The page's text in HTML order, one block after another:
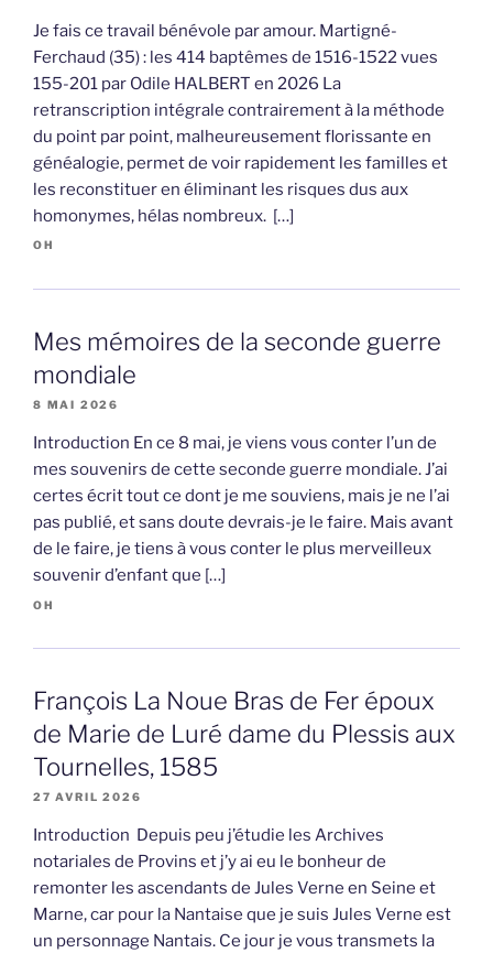
Je fais ce travail bénévole par amour. Martigné-
Ferchaud (35) : les 414 baptêmes de 1516-1522 vues
155-201 par Odile HALBERT en 2026 La
retranscription intégrale contrairement à la méthode
du point par point, malheureusement florissante en
généalogie, permet de voir rapidement les familles et
les reconstituer en éliminant les risques dus aux
homonymes, hélas nombreux. […]
OH
Mes mémoires de la seconde guerre
mondiale
8 MAI 2026
Introduction En ce 8 mai, je viens vous conter l’un de
mes souvenirs de cette seconde guerre mondiale. J’ai
certes écrit tout ce dont je me souviens, mais je ne l’ai
pas publié, et sans doute devrais-je le faire. Mais avant
de le faire, je tiens à vous conter le plus merveilleux
souvenir d’enfant que […]
OH
François La Noue Bras de Fer époux
de Marie de Luré dame du Plessis aux
Tournelles, 1585
27 AVRIL 2026
Introduction Depuis peu j’étudie les Archives
notariales de Provins et j’y ai eu le bonheur de
remonter les ascendants de Jules Verne en Seine et
Marne, car pour la Nantaise que je suis Jules Verne est
un personnage Nantais. Ce jour je vous transmets la